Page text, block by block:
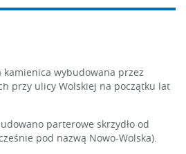
wybudowana przez
przy ulicy Wolskiej na początku lat
parterowe skrzydło od
pod nazwą Nowo-Wolska).